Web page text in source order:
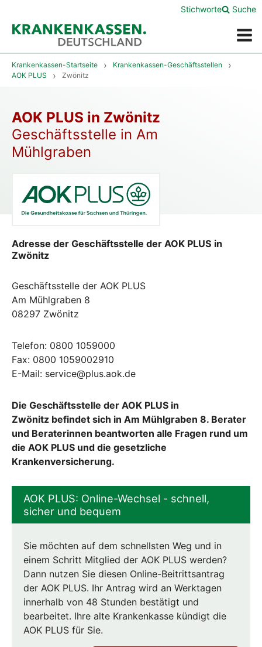
Menü
Stichworte Suche
Krankenkassen-Startseite
Krankenkassen-Geschäftsstellen
AOK PLUS
Zwönitz
AOK PLUS in Zwönitz
Geschäftsstelle in Am
Mühlgraben
Adresse der Geschäftsstelle der AOK PLUS in
Zwönitz
Geschäftsstelle der AOK PLUS
Am Mühlgraben 8
08297 Zwönitz
Telefon: 0800 1059000
Fax: 0800 1059002910
E-Mail: service@plus.aok.de
Die Geschäftsstelle der AOK PLUS in
Zwönitz befindet sich in Am Mühlgraben 8. Berater
und Beraterinnen beantworten alle Fragen rund um
die AOK PLUS und die gesetzliche
Krankenversicherung.
AOK PLUS: Online-Wechsel - schnell,
sicher und bequem
Sie möchten auf dem schnellsten Weg und in
einem Schritt Mitglied der AOK PLUS werden?
Dann nutzen Sie diesen Online-Beitrittsantrag
der AOK PLUS. Ihr Antrag wird an Werktagen
innerhalb von 48 Stunden bestätigt und
bearbeitet. Ihre alte Krankenkasse kündigt die
AOK PLUS für Sie.